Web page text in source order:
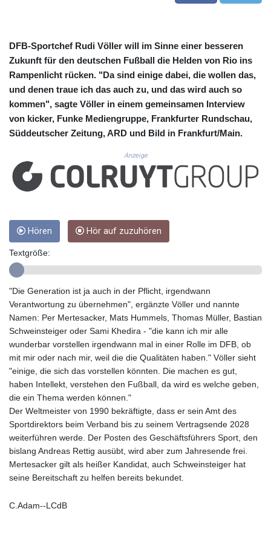
CUC 1.155801
CZK 24.254187
DJF 205.207971
DOP 67.269666
DZD 152.922776
EGP 57.293846
ERN 17.33701
ETB 185.995679
FKP 0.857003
GBP 0.856685
GEL 3.016621
GIP 0.857003
GMD 84.945873
GTQ 8.792342
HKD 9.068233
HNL 30.886664
HRK 7.535359
HTG 150.674455
HUF 363.218435
IDR 20574.407074
ILS 3.467228
IMP 0.857003
IQD 1509.543707
IRR
1589861.560911
ISK 142.614473
JEP 0.857003
JMD 183.004683
DFB-Sportchef Rudi Völler will im Sinne einer besseren
Zukunft für den deutschen Fußball die Helden von Rio ins
Rampenlicht rücken. "Da sind einige dabei, die wollen das,
und denen traue ich das auch zu, und das wird auch so
kommen", sagte Völler in einem gemeinsamen Interview
von kicker, Funke Mediengruppe, Frankfurter Rundschau,
Süddeutscher Zeitung, ARD und Bild in Frankfurt/Main.
Anzeige
Hören Hör auf zuzuhören
Textgröße:
"Die Generation ist ja auch in der Pflicht, irgendwann
Verantwortung zu übernehmen", ergänzte Völler und nannte
Namen: Per Mertesacker, Mats Hummels, Thomas Müller, Bastian
Schweinsteiger oder Sami Khedira - "die kann ich mir alle
wunderbar vorstellen irgendwann mal in einer Rolle im DFB, ob
mit mir oder nach mir, weil die die Qualitäten haben." Völler sieht
"einige, die sich das vorstellen könnten. Die machen es gut,
haben Intellekt, verstehen den Fußball, da wird es welche geben,
die ein Thema werden können."
Der Weltmeister von 1990 bekräftigte, dass er sein Amt des
Sportdirektors beim Verband bis zu seinem Vertragsende 2028
weiterführen werde. Der Posten des Geschäftsführers Sport, den
bislang Andreas Rettig ausübt, wird aber zum Jahresende frei.
Mertesacker gilt als heißer Kandidat, auch Schweinsteiger hat
seine Bereitschaft zu helfen bereits bekundet.
C.Adam--LCdB